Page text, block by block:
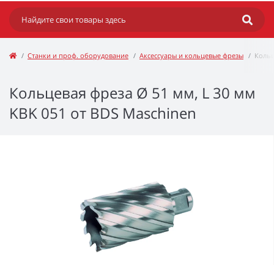
Станки и проф. оборудование Аксессуары и кольцевые фрезы
Кольцевая фреза Ø 51 мм, L 30 мм
KBK 051 от BDS Maschinen